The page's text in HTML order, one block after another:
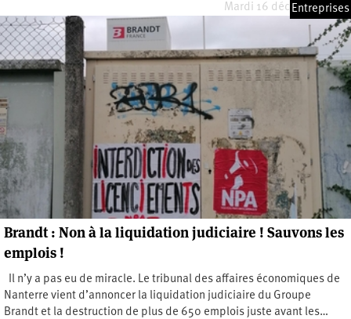
Mardi 16 décembre 2025
Entreprises
Brandt : Non à la liquidation judiciaire ! Sauvons les
emplois !
Il n’y a pas eu de miracle. Le tribunal des affaires économiques de
Nanterre vient d’annoncer la liquidation judiciaire du Groupe
Brandt et la destruction de plus de 650 emplois juste avant les…